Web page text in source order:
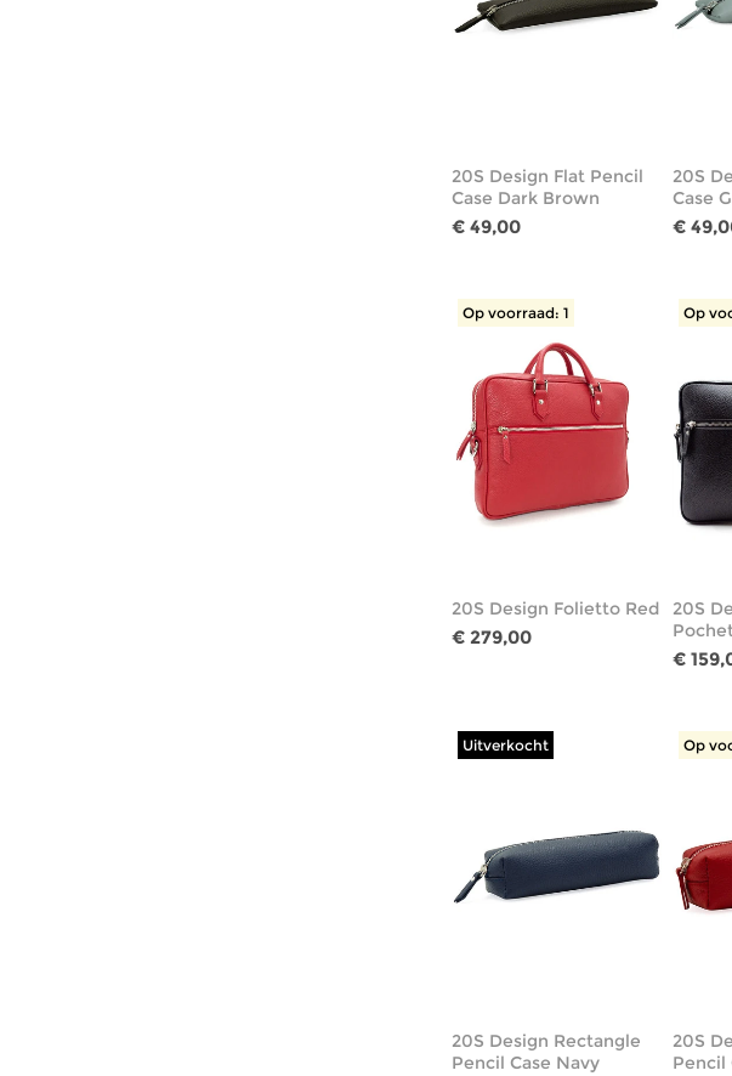
20S Design Flat Pencil
Case Dark Brown
€ 49,00
20S
Case
€
Op voorraad: 1
20S Design Folietto Red
€ 279,00
Op
20S
€
Uitverkocht
20S Design Rectangle
Pencil Case Navy
Op
20S
Pencil